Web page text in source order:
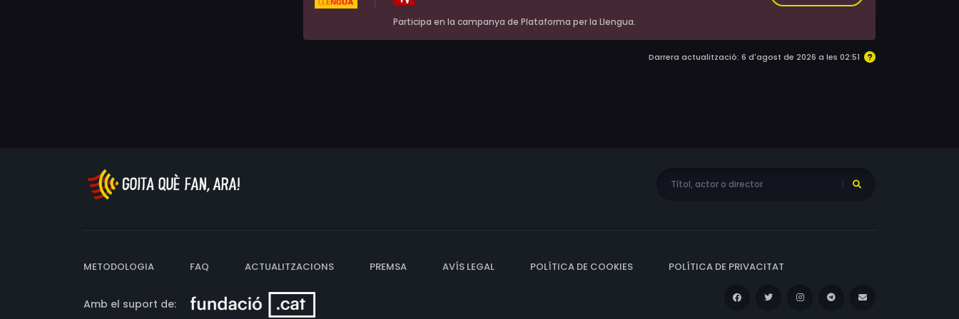
Participa en la campanya de Plataforma per la Llengua.
Darrera actualització: 6 d'agost de 2026 a les 02:51
METODOLOGIA FAQ ACTUALITZACIONS PREMSA AVÍS LEGAL POLÍTICA DE COOKIES POLÍTICA DE PRIVACITAT
Amb el suport de: